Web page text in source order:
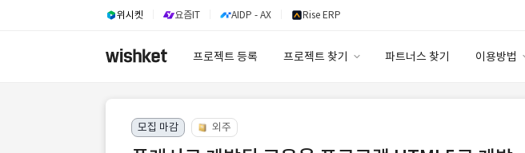
위시켓 요즘IT AIDP - AX Rise ERP
프로젝트 등록 프로젝트 찾기 파트너스 찾기 이용방법
이용요금
모집 마감 외주